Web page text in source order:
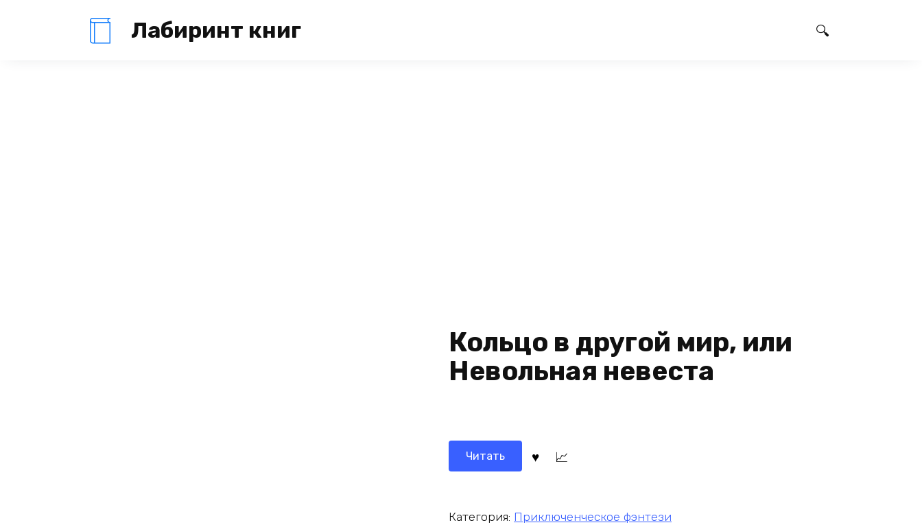
Лабиринт книг
Кольцо в другой мир, или
Невольная невеста
Читать
Категория: Приключенческое фэнтези